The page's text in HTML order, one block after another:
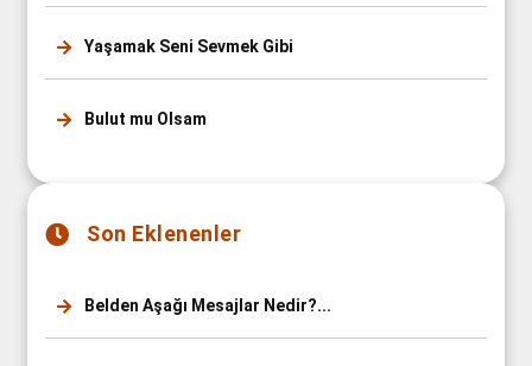
Yaşamak Seni Sevmek Gibi
Bulut mu Olsam
Son Eklenenler
Belden Aşağı Mesajlar Nedir?...